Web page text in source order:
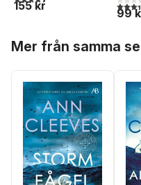
155 kr
3,4
99
Mer från samma